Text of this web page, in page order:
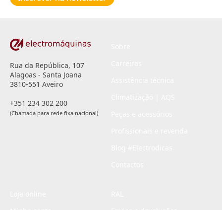
Rua da República, 107
Alagoas - Santa Joana
3810-551 Aveiro
+351 234 302 200
(Chamada para rede fixa nacional)